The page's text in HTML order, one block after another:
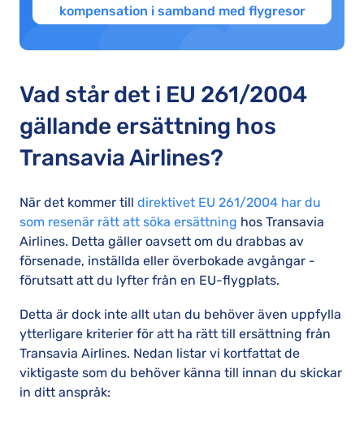
kompensation i samband med flygresor
Vad står det i EU 261/2004
gällande ersättning hos
Transavia Airlines?
När det kommer till direktivet EU 261/2004 har du
som resenär rätt att söka ersättning hos Transavia
Airlines. Detta gäller oavsett om du drabbas av
försenade, inställda eller överbokade avgångar -
förutsatt att du lyfter från en EU-flygplats.
Detta är dock inte allt utan du behöver även uppfylla
ytterligare kriterier för att ha rätt till ersättning från
Transavia Airlines. Nedan listar vi kortfattat de
viktigaste som du behöver känna till innan du skickar
in ditt anspråk: